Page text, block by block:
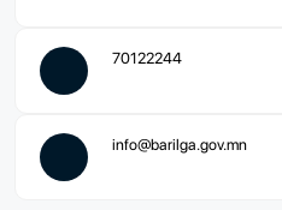
70122244
info@barilga.gov.mn